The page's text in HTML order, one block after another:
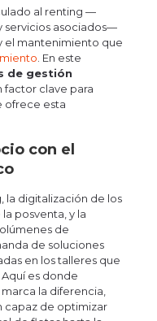
al renting —
servicios asociados—
el mantenimiento que
. En este
de gestión
factor clave para
ofrece esta
con el
la digitalización de los
posventa, y la
de
de soluciones
en los talleres que
es donde
marca la diferencia,
capaz de optimizar